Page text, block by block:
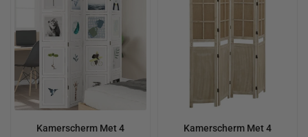
Kamerscherm Met 4
Kamerscherm Met 4